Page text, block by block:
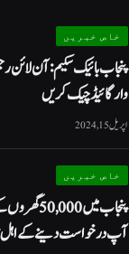
خاص خبریں
پنجاب بائیک سکیم: آن لائن
وار گائیڈ چیک کریں
اپریل 15, 2024
خاص خبریں
پنجاب میں
آپ درخواست دینے کے